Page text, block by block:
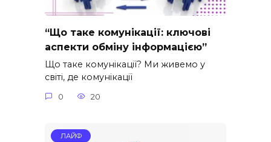
“Що таке комунікації: ключові
аспекти обміну інформацією”
Що таке комунікації? Ми живемо у
світі, де комунікації
0 20
ЛАЙФ